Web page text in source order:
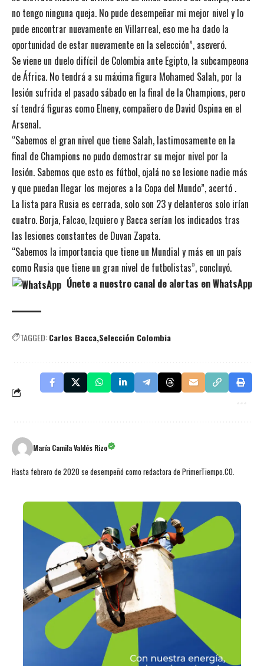
no tengo ninguna queja. No pude desempeñar mi mejor nivel y lo
pude encontrar nuevamente en Villarreal, eso me ha dado la
oportunidad de estar nuevamente en la selección”, aseveró.
Se viene un duelo difícil de Colombia ante Egipto, la subcampeona
de África. No tendrá a su máxima figura Mohamed Salah, por la
lesión sufrida el pasado sábado en la final de la Champions, pero
sí tendrá figuras como Elneny, compañero de David Ospina en el
Arsenal.
“Sabemos el gran nivel que tiene Salah, lastimosamente en la
final de Champions no pudo demostrar su mejor nivel por la
lesión. Sabemos que esto es fútbol, ojalá no se lesione nadie más
y que puedan llegar los mejores a la Copa del Mundo”, acertó .
La lista para Rusia es cerrada, solo son 23 y delanteros solo irían
cuatro. Borja, Falcao, Izquiero y Bacca serían los indicados tras
las lesiones constantes de Duvan Zapata.
“Sabemos la importancia que tiene un Mundial y más en un país
como Rusia que tiene un gran nivel de futbolistas”, concluyó.
Únete a nuestro canal de alertas en WhatsApp
TAGGED:Carlos Bacca Selección Colombia
María Camila Valdés Rizo
Hasta febrero de 2020 se desempeñó como redactora de PrimerTiempo.CO.